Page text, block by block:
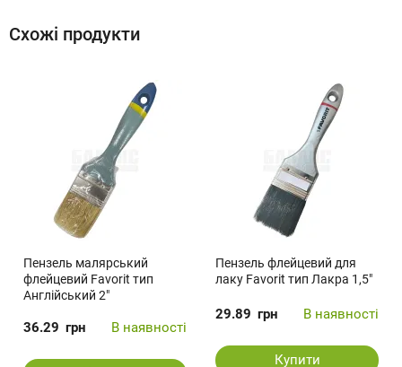
Схожі продукти
Пензель малярський
флейцевий Favorit тип
Англійський 2"
36.29 грн В наявності
Пензель флейцевий для
лаку Favorit тип Лакра 1,5"
29.89 грн В наявності
Купити